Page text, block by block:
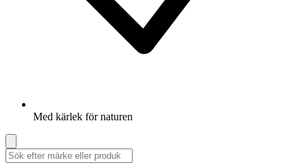
Med kärlek för naturen